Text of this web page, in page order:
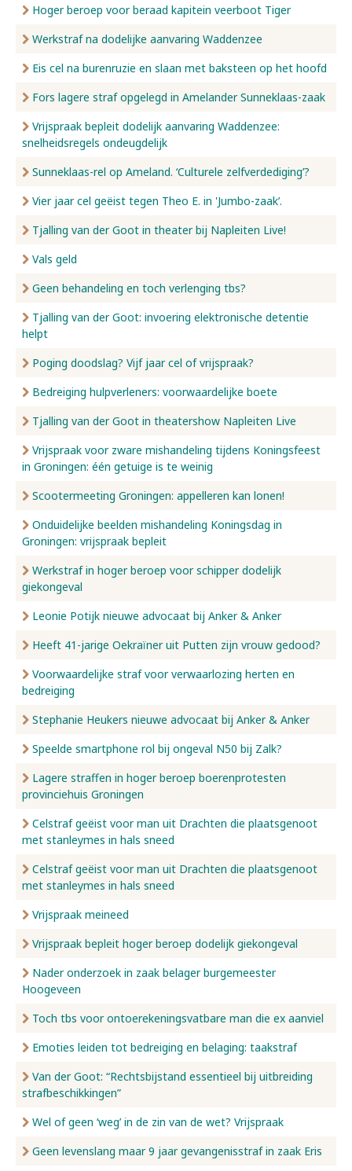
Hoger beroep voor beraad kapitein veerboot Tiger
Werkstraf na dodelijke aanvaring Waddenzee
Eis cel na burenruzie en slaan met baksteen op het hoofd
Fors lagere straf opgelegd in Amelander Sunneklaas-zaak
Vrijspraak bepleit dodelijk aanvaring Waddenzee:
snelheidsregels ondeugdelijk
Sunneklaas-rel op Ameland. ‘Culturele zelfverdediging’?
Vier jaar cel geëist tegen Theo E. in 'Jumbo-zaak’.
Tjalling van der Goot in theater bij Napleiten Live!
Vals geld
Geen behandeling en toch verlenging tbs?
Tjalling van der Goot: invoering elektronische detentie
helpt
Poging doodslag? Vijf jaar cel of vrijspraak?
Bedreiging hulpverleners: voorwaardelijke boete
Tjalling van der Goot in theatershow Napleiten Live
Vrijspraak voor zware mishandeling tijdens Koningsfeest
in Groningen: één getuige is te weinig
Scootermeeting Groningen: appelleren kan lonen!
Onduidelijke beelden mishandeling Koningsdag in
Groningen: vrijspraak bepleit
Werkstraf in hoger beroep voor schipper dodelijk
giekongeval
Leonie Potijk nieuwe advocaat bij Anker & Anker
Heeft 41-jarige Oekraïner uit Putten zijn vrouw gedood?
Voorwaardelijke straf voor verwaarlozing herten en
bedreiging
Stephanie Heukers nieuwe advocaat bij Anker & Anker
Speelde smartphone rol bij ongeval N50 bij Zalk?
Lagere straffen in hoger beroep boerenprotesten
provinciehuis Groningen
Celstraf geëist voor man uit Drachten die plaatsgenoot
met stanleymes in hals sneed
Celstraf geëist voor man uit Drachten die plaatsgenoot
met stanleymes in hals sneed
Vrijspraak meineed
Vrijspraak bepleit hoger beroep dodelijk giekongeval
Nader onderzoek in zaak belager burgemeester
Hoogeveen
Toch tbs voor ontoerekeningsvatbare man die ex aanviel
Emoties leiden tot bedreiging en belaging: taakstraf
Van der Goot: “Rechtsbijstand essentieel bij uitbreiding
strafbeschikkingen”
Wel of geen ‘weg’ in de zin van de wet? Vrijspraak
Geen levenslang maar 9 jaar gevangenisstraf in zaak Eris